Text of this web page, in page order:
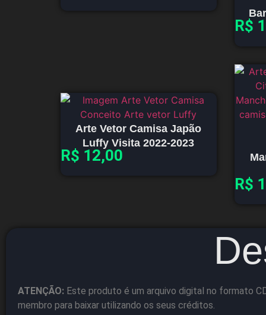
R$
Arte Vetor Camisa Japão
Luffy Visita 2022-2023
R$ 12,00
R$
ATENÇÃO: Este produto é um arquivo digital no formato
membro para baixar utilizando os seus créditos.